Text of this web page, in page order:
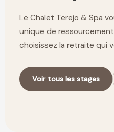
Le Chalet Terejo & Spa
unique de
choisissez la retraite qui
Voir tous les stages